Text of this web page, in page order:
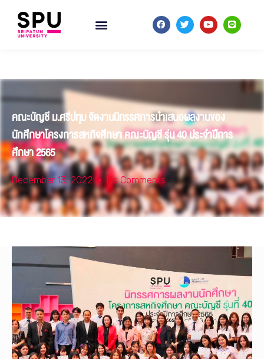
คณะบัญชี ม.ศรีปทุม จัดงานนิทรรศการนำเสนอผลงานของ
นักศึกษาโครงการสหกิจศึกษา คณะบัญชี รุ่น 40 ประจำปีการ
ศึกษา 2565
December 13, 2022 No Comments